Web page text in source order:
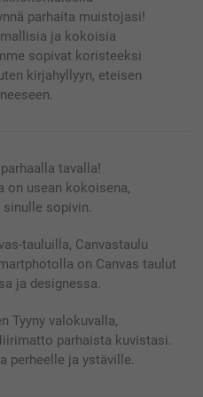
parhaita muistojasi!
ja kokoisia
sopivat koristeeksi
kirjahyllyyn, eteisen
tavalla!
on usean kokoisena,
sopivin.
tauluilla, Canvastaulu
on Canvas taulut
ja designessa.
Tyyny valokuvalla,
parhaista kuvistasi.
perheelle ja ystäville.